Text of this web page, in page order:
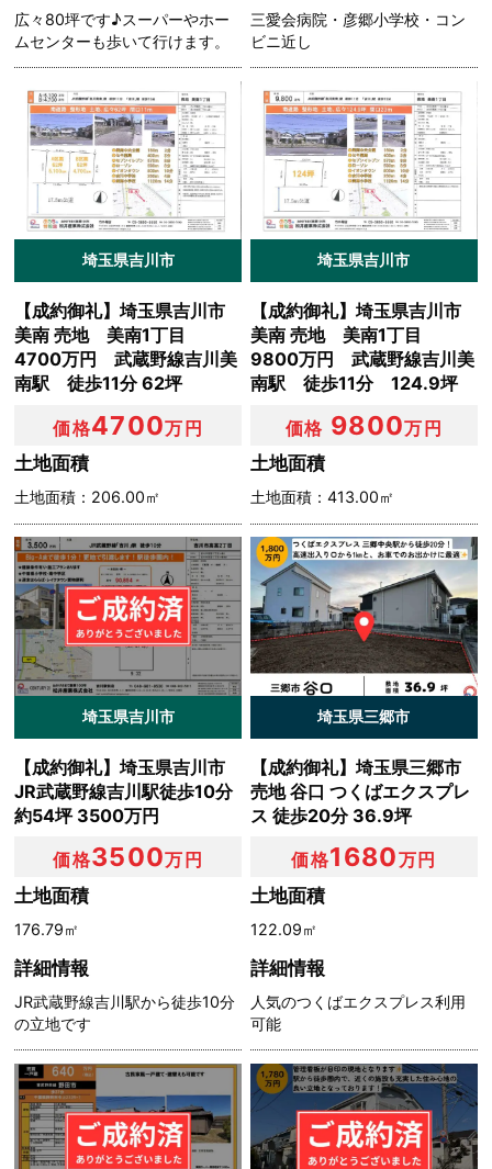
広々80坪です♪スーパーやホー
ムセンターも歩いて行けます。
三愛会病院・彦郷小学校・コン
ビニ近し
埼玉県吉川市
【成約御礼】埼玉県吉川市
美南 売地 美南1丁目
4700万円 武蔵野線吉川美
南駅 徒歩11分 62坪
価格4700万円
土地面積
土地面積：206.00㎡
埼玉県吉川市
【成約御礼】埼玉県吉川市
美南 売地 美南1丁目
9800万円 武蔵野線吉川美
南駅 徒歩11分 124.9坪
価格 9800万円
土地面積
土地面積：413.00㎡
埼玉県吉川市
【成約御礼】埼玉県吉川市
JR武蔵野線吉川駅徒歩10分
約54坪 3500万円
価格3500万円
土地面積
176.79㎡
詳細情報
JR武蔵野線吉川駅から徒歩10分
の立地です
埼玉県三郷市
【成約御礼】埼玉県三郷市
売地 谷口 つくばエクスプレ
ス 徒歩20分 36.9坪
価格1680万円
土地面積
122.09㎡
詳細情報
人気のつくばエクスプレス利用
可能